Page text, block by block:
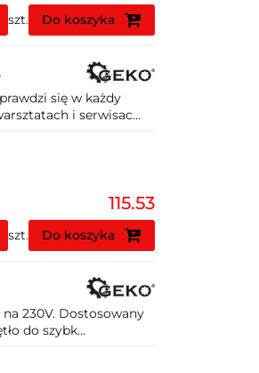
szt. Do koszyka
się w każdy
i serwisac...
115.53
szt. Do koszyka
230V. Dostosowany
do szybk...